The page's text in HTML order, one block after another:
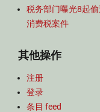
税务部门曝光8起
消费税案件
其他操作
注册
登录
条目 feed